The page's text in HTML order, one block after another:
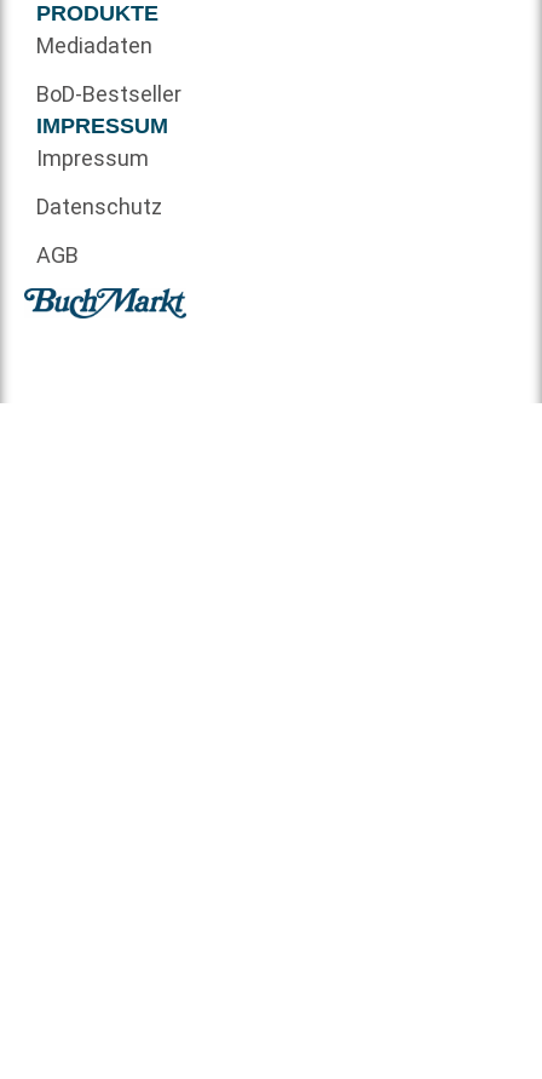
PRODUKTE
Mediadaten
BoD-Bestseller
IMPRESSUM
Impressum
Datenschutz
AGB